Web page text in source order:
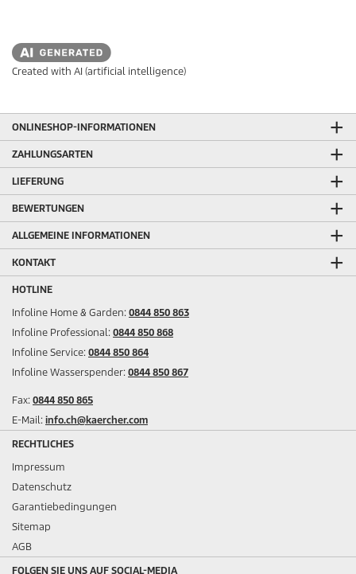
Created with AI (artificial intelligence)
ONLINESHOP-INFORMATIONEN
ZAHLUNGSARTEN
LIEFERUNG
BEWERTUNGEN
ALLGEMEINE INFORMATIONEN
KONTAKT
HOTLINE
Infoline Home & Garden: 0844 850 863
Infoline Professional: 0844 850 868
Infoline Service: 0844 850 864
Infoline Wasserspender: 0844 850 867
Fax: 0844 850 865
E-Mail: info.ch@kaercher.com
RECHTLICHES
Impressum
Datenschutz
Garantiebedingungen
Sitemap
AGB
FOLGEN SIE UNS AUF SOCIAL-MEDIA